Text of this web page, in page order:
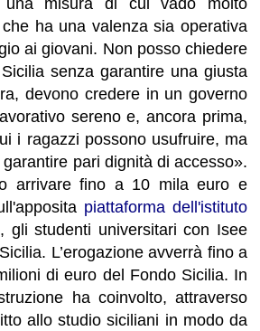
ha una valenza sia operativa
ai giovani. Non posso chiedere
senza garantire una giusta
devono credere in un governo
sereno e, ancora prima,
i ragazzi possono usufruire, ma
pari dignità di accesso».
arrivare fino a 10 mila euro e
piattaforma dell'istituto
gli studenti universitari con Isee
L’erogazione avverrà fino a
di euro del Fondo Sicilia. In
ha coinvolto, attraverso
allo studio siciliani in modo da